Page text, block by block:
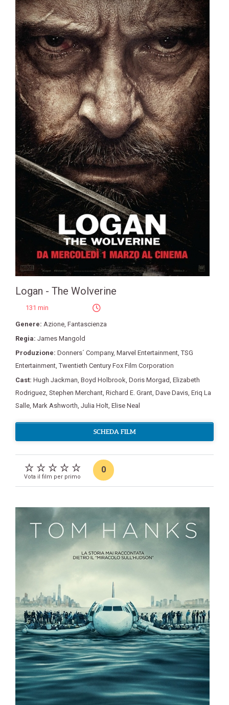
Logan - The Wolverine
131 min
Genere: Azione, Fantascienza
Regia: James Mangold
Produzione: Donners´ Company, Marvel Entertainment,TSG
Entertainment,Twentieth Century Fox Film Corporation
Cast: Hugh Jackman, Boyd Holbrook, Doris Morgad, Elizabeth
Rodriguez, Stephen Merchant, Richard E. Grant, Dave Davis, Eriq La
Salle, Mark Ashworth, Julia Holt, Elise Neal
SCHEDA FILM
Vota il film per primo
0